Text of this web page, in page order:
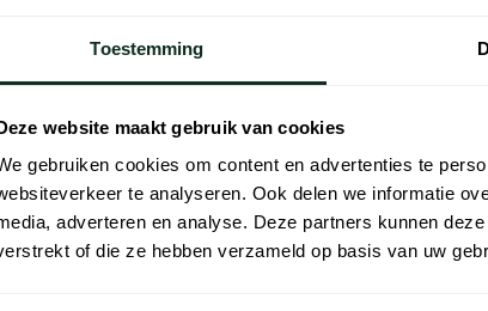
Toestemming
website maakt gebruik van cookies
gebruiken cookies om content en advertenties te
te analyseren. Ook delen we informatie
adverteren en analyse. Deze partners kunnen
of die ze hebben verzameld op basis van uw
p in blauw effen katoen biedt een uitstekende combinatie van stijl
heeft een normale fit en is vervaardigd uit een hoogwaardige mix
en 5% elastaan. Het 5-pocket model garandeert
dagelijks gebruik. De effen blauwe kleur zorgt voor een tijdloze
is met diverse outfits. Verhoog uw garderobe met deze
zelf het ultieme draagcomfort en de kwaliteit.